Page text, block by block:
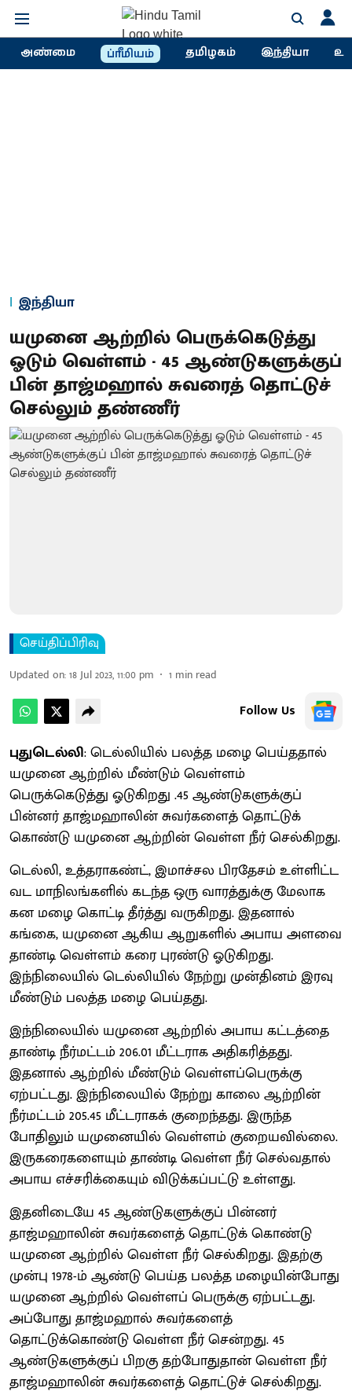
அண்மை ப்ரீமியம் தமிழகம் இந்தியா
இந்தியா
யமுனை ஆற்றில் பெருக்கெடுத்து
ஓடும் வெள்ளம் - 45 ஆண்டுகளுக்குப்
பின் தாஜ்மஹால் சுவரைத் தொட்டுச்
செல்லும் தண்ணீர்
செய்திப்பிரிவு
Updated on:18 Jul 2023, 11:00 pm 1 min read
Follow Us
புதுடெல்லி: டெல்லியில் பலத்த மழை பெய்ததால்
யமுனை ஆற்றில் மீண்டும் வெள்ளம்
பெருக்கெடுத்து ஓடுகிறது .45 ஆண்டுகளுக்குப்
பின்னர் தாஜ்மஹாலின் சுவர்களைத் தொட்டுக்
கொண்டு யமுனை ஆற்றின் வெள்ள நீர் செல்கிறது.
டெல்லி, உத்தராகண்ட், இமாச்சல பிரதேசம் உள்ளிட்ட
வட மாநிலங்களில் கடந்த ஒரு வாரத்துக்கு மேலாக
கன மழை கொட்டி தீர்த்து வருகிறது. இதனால்
கங்கை, யமுனை ஆகிய ஆறுகளில் அபாய அளவை
தாண்டி வெள்ளம் கரை புரண்டு ஓடுகிறது.
இந்நிலையில் டெல்லியில் நேற்று முன்தினம் இரவு
மீண்டும் பலத்த மழை பெய்தது.
இந்நிலையில் யமுனை ஆற்றில் அபாய கட்டத்தை
தாண்டி நீர்மட்டம் 206.01 மீட்டராக அதிகரித்தது.
இதனால் ஆற்றில் மீண்டும் வெள்ளப்பெருக்கு
ஏற்பட்டது. இந்நிலையில் நேற்று காலை ஆற்றின்
நீர்மட்டம் 205.45 மீட்டராகக் குறைந்தது. இருந்த
போதிலும் யமுனையில் வெள்ளம் குறையவில்லை.
இருகரைகளையும் தாண்டி வெள்ள நீர் செல்வதால்
அபாய எச்சரிக்கையும் விடுக்கப்பட்டு உள்ளது.
இதனிடையே 45 ஆண்டுகளுக்குப் பின்னர்
தாஜ்மஹாலின் சுவர்களைத் தொட்டுக் கொண்டு
யமுனை ஆற்றில் வெள்ள நீர் செல்கிறது. இதற்கு
முன்பு 1978-ம் ஆண்டு பெய்த பலத்த மழையின்போது
யமுனை ஆற்றில் வெள்ளப் பெருக்கு ஏற்பட்டது.
அப்போது தாஜ்மஹால் சுவர்களைத்
தொட்டுக்கொண்டு வெள்ள நீர் சென்றது. 45
ஆண்டுகளுக்குப் பிறகு தற்போதுதான் வெள்ள நீர்
தாஜ்மஹாலின் சுவர்களைத் தொட்டுச் செல்கிறது.